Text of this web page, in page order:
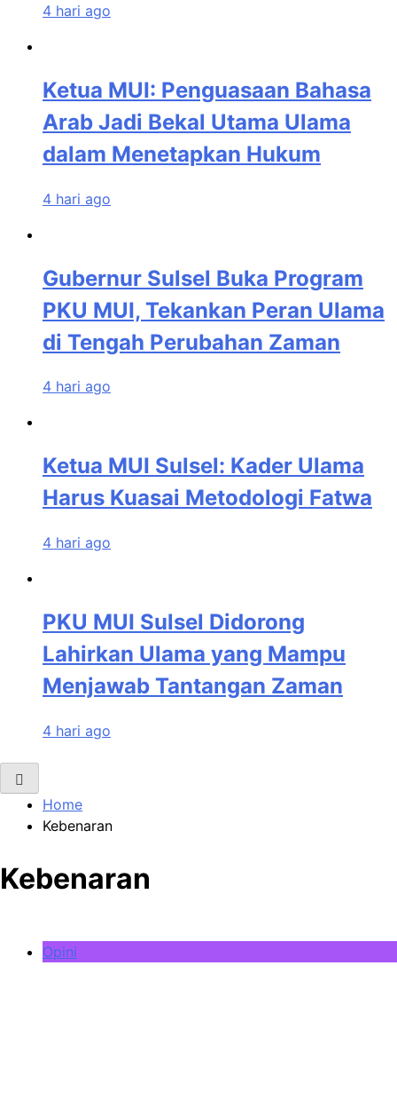
4 hari ago
Ketua MUI: Penguasaan Bahasa
Arab Jadi Bekal Utama Ulama
dalam Menetapkan Hukum
4 hari ago
Gubernur Sulsel Buka Program
PKU MUI, Tekankan Peran Ulama
di Tengah Perubahan Zaman
4 hari ago
Ketua MUI Sulsel: Kader Ulama
Harus Kuasai Metodologi Fatwa
4 hari ago
PKU MUI Sulsel Didorong
Lahirkan Ulama yang Mampu
Menjawab Tantangan Zaman
4 hari ago
Home
Kebenaran
Kebenaran
Opini